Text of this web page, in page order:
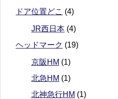
ドア位置どこ (4)
JR西日本 (4)
ヘッドマーク (19)
京阪HM (1)
北急HM (1)
北神急行HM (1)